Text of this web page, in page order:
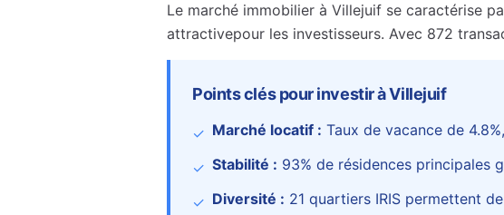
Le marché immobilier à Villejuif se caractérise
attractivepour les investisseurs. Avec 872
Points clés pour investir àVillejuif
✓ Marché locatif : Taux de vacance de 4.8%
✓ Stabilité : 93% de résidences principales
✓ Diversité : 21 quartiers IRIS permettent